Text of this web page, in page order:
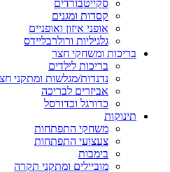
סקייטבורדים
קסדות ומגנים
אופני איזון ואופניים
גלגיליות ורולרבליידס
בריכות ומשחקי חצר
בריכות לילדים
נדנדות/מגלשות ומתקני חצר
אביזרים לבריכה
כדורגל וכדורסל
תינוקות
משחקי התפתחות
צעצועי התפתחות
בימבות
מוביילים ומתקני תקרה